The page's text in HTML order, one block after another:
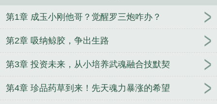
第1章 成玉小刚他哥？觉醒罗三炮咋办？
第2章 吸纳鲸胶，争出生路
第3章 投资未来，从小培养武魂融合技默契
第4章 珍品药草到来！先天魂力暴涨的希望